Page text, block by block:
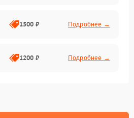
1500 ₽ Подробнее →
1200 ₽ Подробнее →
1500 ₽ Подробнее →